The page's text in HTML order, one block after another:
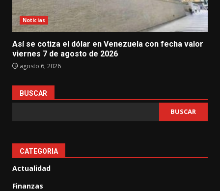
Noticias
Así se cotiza el dólar en Venezuela con fecha valor
viernes 7 de agosto de 2026
agosto 6, 2026
BUSCAR
BUSCAR
CATEGORIA
Actualidad
Finanzas